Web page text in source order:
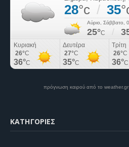
πρόγνωση καιρού από το weather.gr
KΑΤΗΓΟΡΊΕΣ